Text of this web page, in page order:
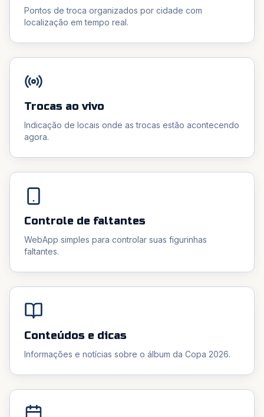
Pontos de troca organizados por cidade com
localização em tempo real.
Trocas ao vivo
Indicação de locais onde as trocas estão acontecendo
agora.
Controle de faltantes
WebApp simples para controlar suas figurinhas
faltantes.
Conteúdos e dicas
Informações e notícias sobre o álbum da Copa 2026.